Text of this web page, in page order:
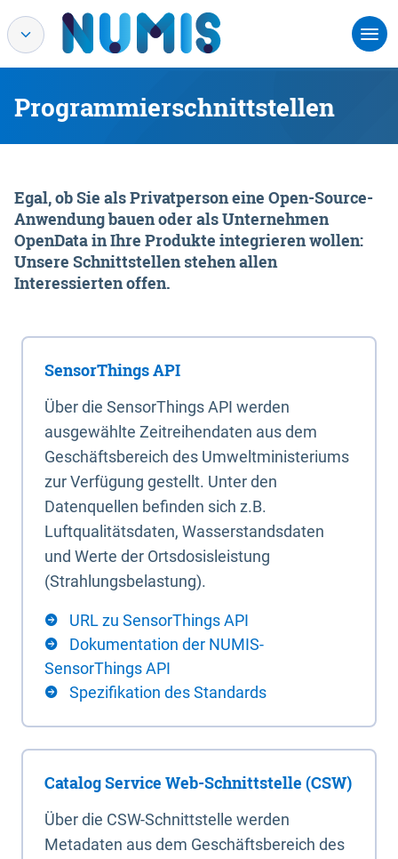
Programmierschnittstellen
Egal, ob Sie als Privatperson eine Open-Source-
Anwendung bauen oder als Unternehmen
OpenData in Ihre Produkte integrieren wollen:
Unsere Schnittstellen stehen allen
Interessierten offen.
SensorThings API
Über die SensorThings API werden
ausgewählte Zeitreihendaten aus dem
Geschäftsbereich des Umweltministeriums
zur Verfügung gestellt. Unter den
Datenquellen befinden sich z.B.
Luftqualitätsdaten, Wasserstandsdaten
und Werte der Ortsdosisleistung
(Strahlungsbelastung).
URL zu SensorThings API
Dokumentation der NUMIS-
SensorThings API
Spezifikation des Standards
Catalog Service Web-Schnittstelle (CSW)
Über die CSW-Schnittstelle werden
Metadaten aus dem Geschäftsbereich des